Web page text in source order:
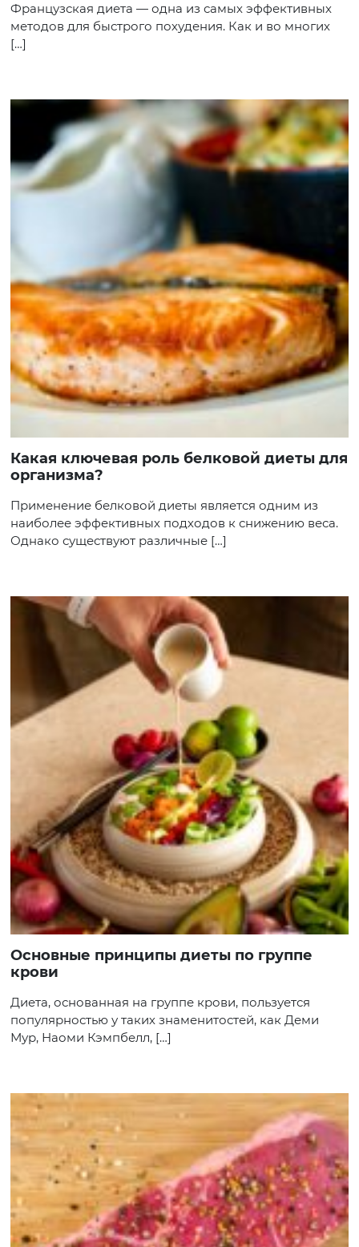
Французская диета — одна из самых эффективных
методов для быстрого похудения. Как и во многих
[…]
Какая ключевая роль белковой диеты для
организма?
Применение белковой диеты является одним из
наиболее эффективных подходов к снижению веса.
Однако существуют различные […]
Основные принципы диеты по группе
крови
Диета, основанная на группе крови, пользуется
популярностью у таких знаменитостей, как Деми
Мур, Наоми Кэмпбелл, […]